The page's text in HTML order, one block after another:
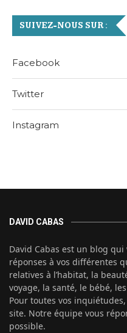
SUIVEZ-NOUS SUR :
Facebook
Twitter
Instagram
DAVID CABAS
David Cabas est un blog
réponses à vos différentes
relatives à l’habitat, la
voyage, la santé, le bébé,
Pour toutes vos
site. Notre équipe vous
possible.